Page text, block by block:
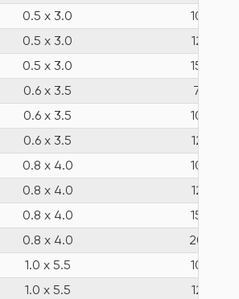
0.5 x 3.0
100
0.5 x 3.0
125
0.5 x 3.0
150
0.6 x 3.5
75
0.6 x 3.5
100
0.6 x 3.5
125
0.8 x 4.0
100
0.8 x 4.0
125
0.8 x 4.0
150
0.8 x 4.0
200
1.0 x 5.5
100
1.0 x 5.5
125